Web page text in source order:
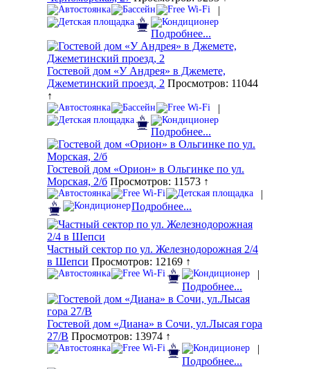
|
Подробнее...
Гостевой дом «У Андрея» в Джемете,
Джеметинский проезд, 2 Просмотров: 11044
↑
|
Подробнее...
Гостевой дом «Орион» в Ольгинке по ул.
Морская, 2/б Просмотров: 11573 ↑
|
Подробнее...
Частный сектор по ул. Железнодорожная 2/4
в Шепси Просмотров: 12169 ↑
|
Подробнее...
Гостевой дом «Диана» в Сочи, ул.Лысая гора
27/В Просмотров: 13974 ↑
|
Подробнее...